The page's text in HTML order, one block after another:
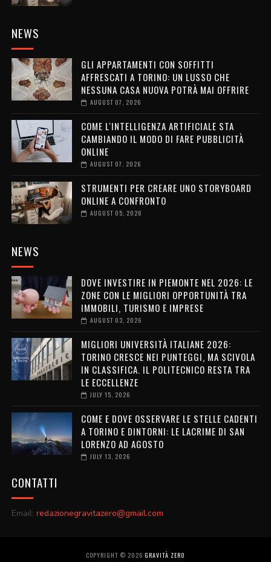
NEWS
GLI APPARTAMENTI CON SOFFITTI
AFFRESCATI A TORINO: UN LUSSO CHE
NESSUNA CASA NUOVA POTRÀ MAI OFFRIRE
AUGUST 07, 2026
COME L'INTELLIGENZA ARTIFICIALE STA
CAMBIANDO IL MODO DI FARE PUBBLICITÀ
ONLINE
AUGUST 07, 2026
STRUMENTI PER CREARE UNO STORYBOARD
ONLINE A CONFRONTO
AUGUST 05, 2026
NEWS
DOVE INVESTIRE IN PIEMONTE NEL 2026: LE
ZONE CON LE MIGLIORI OPPORTUNITÀ TRA
IMMOBILI, TURISMO E IMPRESE
AUGUST 03, 2026
MIGLIORI UNIVERSITÀ ITALIANE 2026:
TORINO CRESCE NEI PUNTEGGI, MA SCIVOLA
IN CLASSIFICA. IL POLITECNICO RESTA TRA
LE ECCELLENZE
JULY 15, 2026
COME E DOVE OSSERVARE LE STELLE CADENTI
A TORINO E DINTORNI: LE LACRIME DI SAN
LORENZO AD AGOSTO
JULY 13, 2026
CONTATTI
Email: redazionegravitazero@gmail.com
COPYRIGHT © 2026GRAVITÀ ZERO